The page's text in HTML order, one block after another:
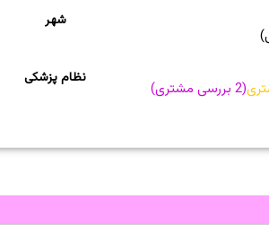
(
2بررسی مشتری)
شهر
نظام پزشکی